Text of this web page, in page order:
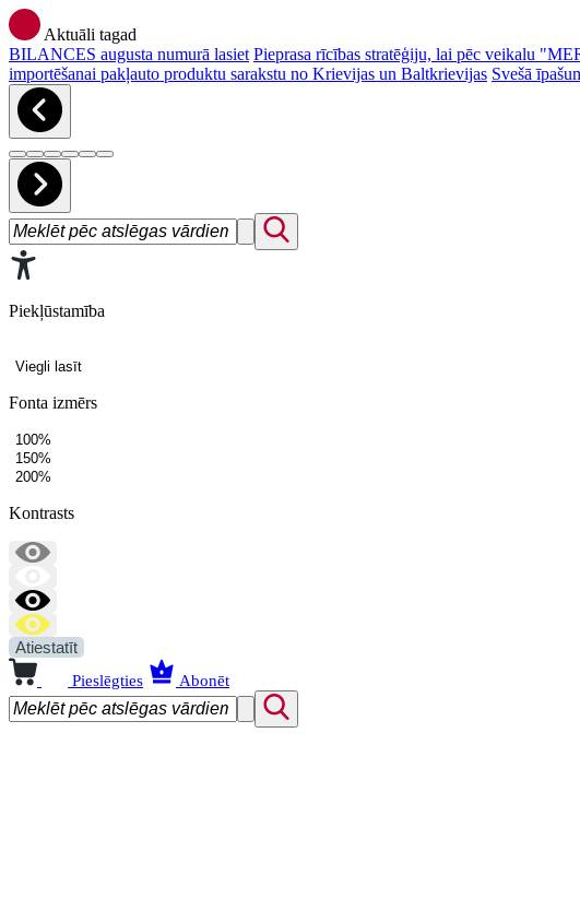
Aktuāli tagad
BILANCES augusta numurā lasiet Pieprasa rīcības stratēģiju, lai pēc veikalu
importēšanai pakļauto produktu sarakstu no Krievijas un Baltkrievijas Svešā
Piekļūstamība
Viegli lasīt
Fonta izmērs
100%
150%
200%
Kontrasts
Atiestatīt
Pieslēgties Abonēt